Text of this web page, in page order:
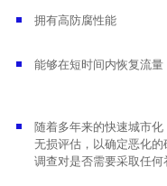
拥有高防腐性能
能够在短时间内恢复流量
随着多年来的快速城市
无损评估，以确定恶化
调查对是否需要采取任